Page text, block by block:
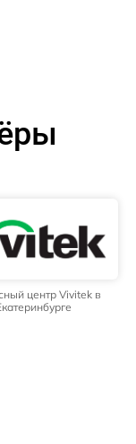
центр Vivitek в